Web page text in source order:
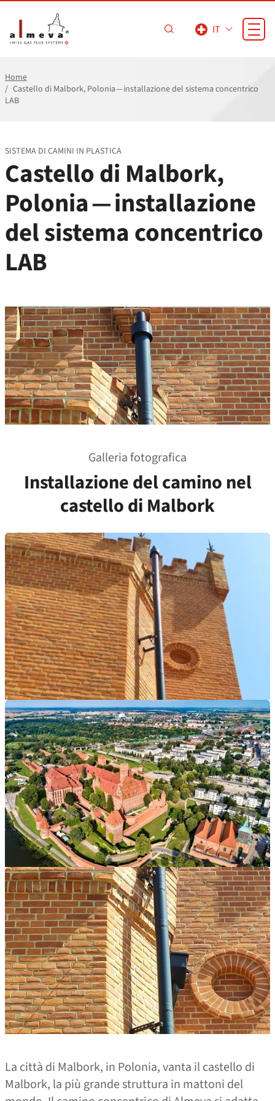
IT
Home
Castello di Malbork, Polonia — installazione del sistema concentrico
LAB
SISTEMA DI CAMINI IN PLASTICA
Castello di Malbork,
Polonia — installazione
del sistema concentrico
LAB
Galleria fotografica
Installazione del camino nel
castello di Malbork
La città di Malbork, in Polonia, vanta il castello di
Malbork, la più grande struttura in mattoni del